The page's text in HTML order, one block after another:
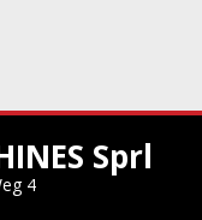
Sprl
4